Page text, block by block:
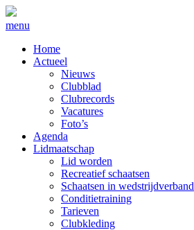
menu
Home
Actueel
Nieuws
Clubblad
Clubrecords
Vacatures
Foto’s
Agenda
Lidmaatschap
Lid worden
Recreatief schaatsen
Schaatsen in wedstrijdverband
Conditietraining
Tarieven
Clubkleding